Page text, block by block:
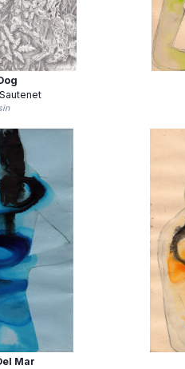
Mar